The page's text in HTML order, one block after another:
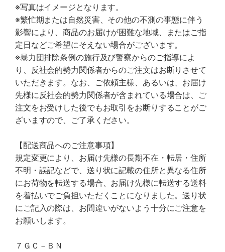
※写真はイメージとなります。
※繁忙期または自然災害、その他の不測の事態に伴う
影響により、商品のお届けが困難な地域、またはご指
定日などご希望にそえない場合がございます。
※暴力団排除条例の施行及び警察からのご指導によ
り、反社会的勢力関係者からのご注文はお断りさせて
いただきます。なお、ご依頼主様、あるいは、お届け
先様に反社会的勢力関係者が含まれている場合は、ご
注文をお受けした後でもお取引をお断りすることがご
ざいますので、ご了承ください。
【配送商品へのご注意事項】
規定変更により、お届け先様の長期不在・転居・住所
不明・誤記などで、送り状に記載の住所と異なる住所
にお荷物を転送する場合、お届け先様に転送する送料
を着払いでご負担いただくことになりました。送り状
にご記入の際は、お間違いがないよう十分にご注意を
お願いします。
７ＧＣ－ＢＮ